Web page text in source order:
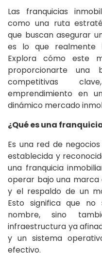
Las franquicias
como una ruta
que buscan asegurar
es lo que realmente
Explora cómo este
proporcionarte una
competitivas
emprendimiento en
dinámico mercado
¿Qué es una
Es una red de
establecida y
una franquicia
operar bajo una
y el respaldo de un
Esto significa que
nombre, sino
infraestructura ya
y un sistema
efectivo.